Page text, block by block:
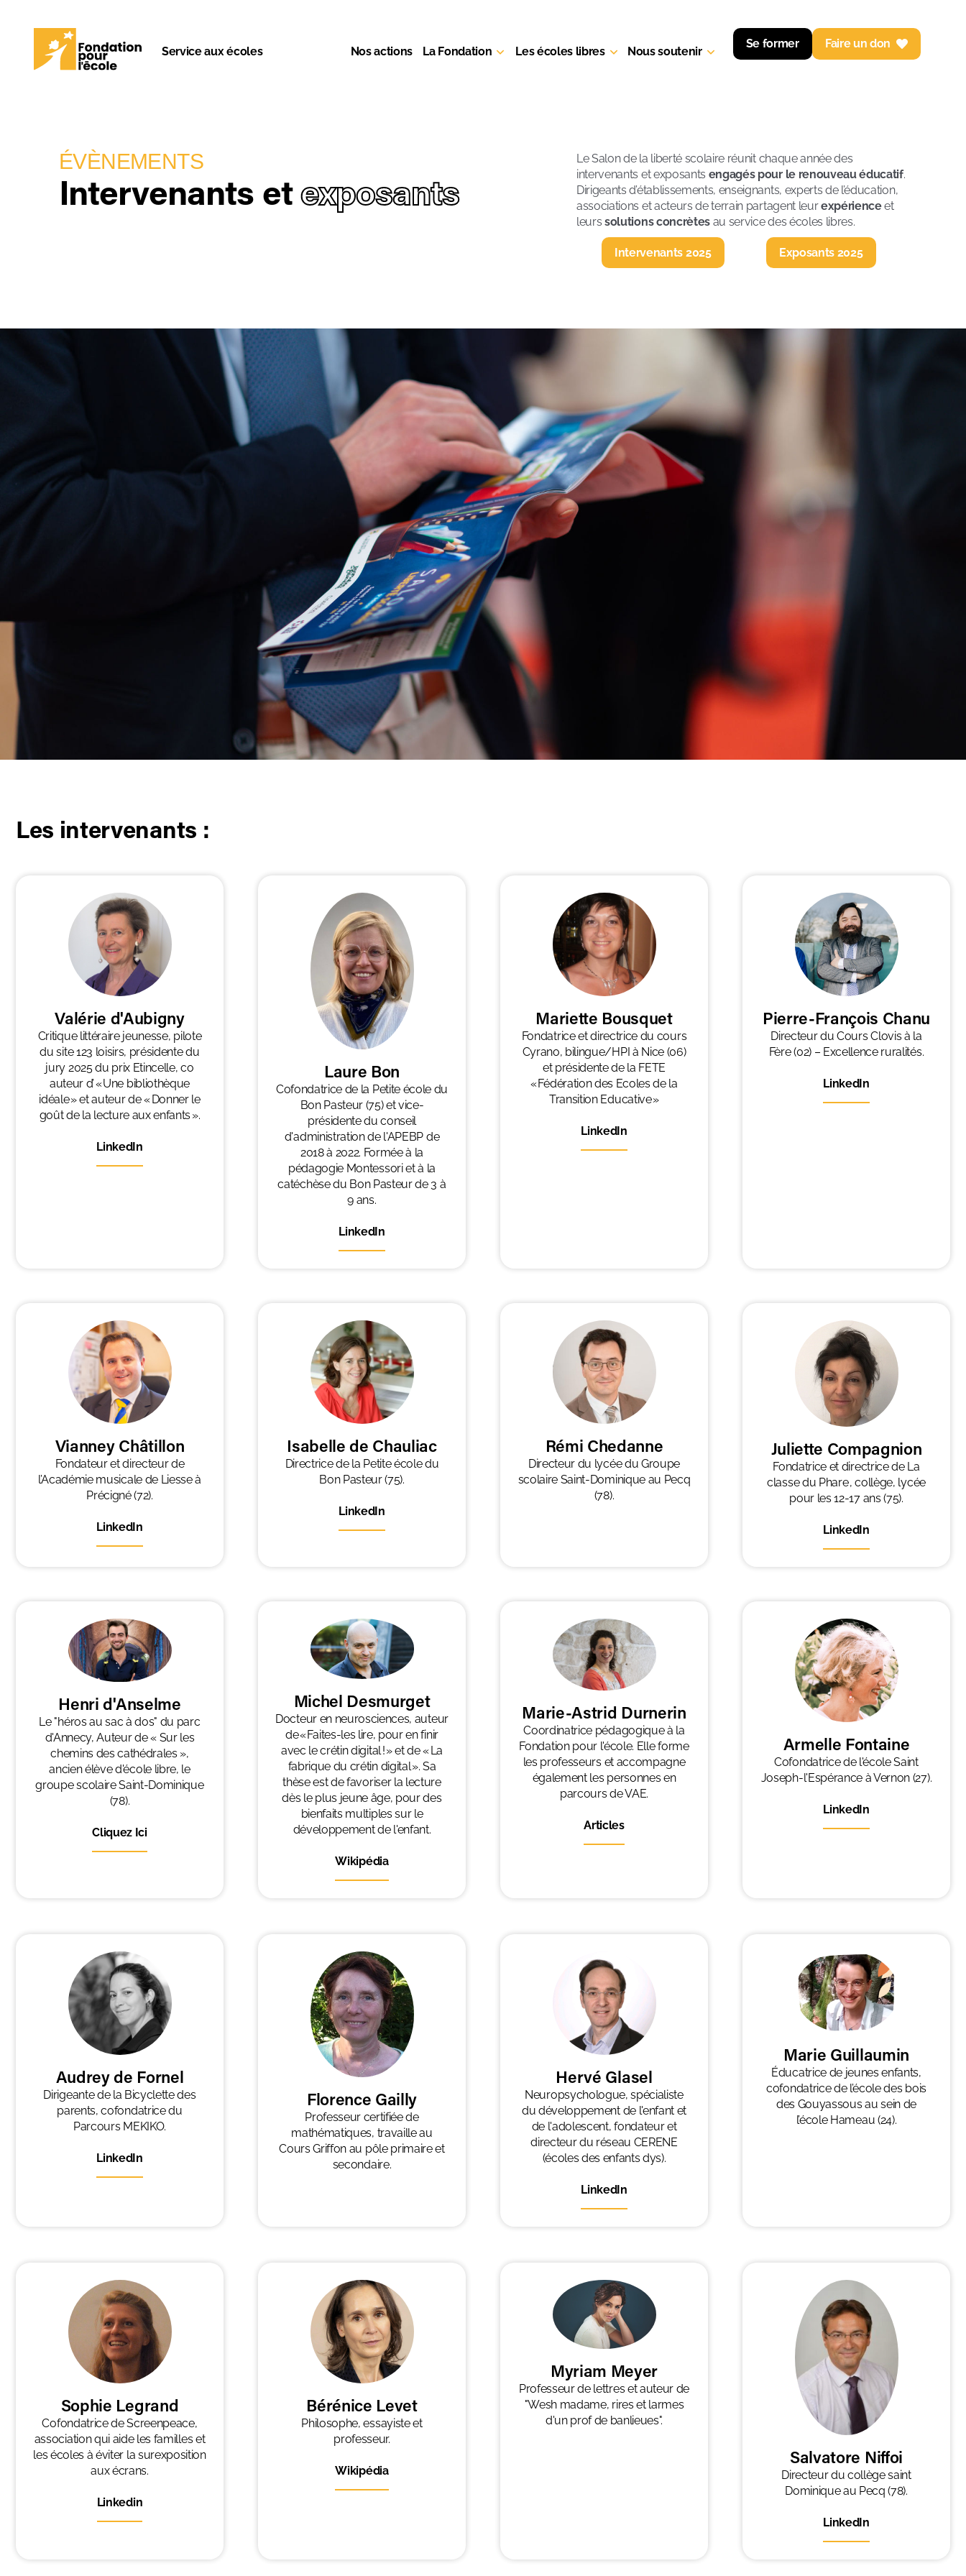
Service aux écoles Nos actions La Fondation Les écoles libres Nous soutenir
Faire un don
Se former
ÉVÈNEMENTS
Intervenants etexposants
Le Salon de la liberté scolaire réunit chaque année des
intervenants et exposants engagés pour le renouveau éducatif.
Dirigeants d’établissements, enseignants, experts de l’éducation,
associations et acteurs de terrain partagent leurexpérienceet
leurssolutions concrètes au service des écoles libres.
Intervenants 2025 Exposants 2025
Les intervenants :
Valérie d'Aubigny
Critique littéraire jeunesse, pilote
du site 123 loisirs, présidente du
jury 2025 du prix Etincelle, co
auteur d’ « Une bibliothèque
idéale » et auteur de « Donner le
goût de la lecture aux enfants ».
LinkedIn
Laure Bon
Cofondatrice de la Petite école du
Bon Pasteur (75) et vice-
présidente du conseil
d'administration de l'APEBP de
2018 à 2022. Formée à la
pédagogie Montessori et à la
catéchèse du Bon Pasteur de 3 à
9 ans.
LinkedIn
Mariette Bousquet
Fondatrice et directrice du cours
Cyrano, bilingue/HPI à Nice (06)
et présidente de la FETE
« Fédération des Ecoles de la
Transition Educative »
LinkedIn
Pierre-François Chanu
Directeur du Cours Clovis à la
Fère (02) – Excellence ruralités.
LinkedIn
Vianney Châtillon
Fondateur et directeur de
l’Académie musicale de Liesse à
Précigné (72).
LinkedIn
Isabelle de Chauliac
Directrice de la Petite école du
Bon Pasteur (75).
LinkedIn
Rémi Chedanne
Directeur du lycée du Groupe
scolaire Saint-Dominique au Pecq
(78).
Juliette Compagnion
Fondatrice et directrice de La
classe du Phare , collège, lycée
pour les 12-17 ans (75).
LinkedIn
Henri d'Anselme
Le "héros au sac à dos" du parc
d'Annecy, Auteur de « Sur les
chemins des cathédrales »,
ancien élève d'école libre, le
groupe scolaire Saint-Dominique
(78).
Cliquez Ici
Michel Desmurget
Docteur en neurosciences, auteur
de « Faites-les lire, pour en finir
avec le crétin digital ! » et de « La
fabrique du crétin digital ». Sa
thèse est de favoriser la lecture
dès le plus jeune âge, pour des
bienfaits multiples sur le
développement de l'enfant.
Wikipédia
Marie-Astrid Durnerin
Coordinatrice pédagogique à la
Fondation pour l'école. Elle forme
les professeurs et accompagne
également les personnes en
parcours de VAE.
Articles
Armelle Fontaine
Cofondatrice de l'école Saint
Joseph-l'Espérance à Vernon (27).
LinkedIn
Audrey de Fornel
Dirigeante de la Bicyclette des
parents, cofondatrice du
Parcours MEKIKO.
LinkedIn
Florence Gailly
Professeur certifiée de
mathématiques, travaille au
Cours Griffon au pôle primaire et
secondaire.
Hervé Glasel
Neuropsychologue, spécialiste
du développement de l'enfant et
de l'adolescent, fondateur et
directeur du réseau CERENE
(écoles des enfants dys).
LinkedIn
Marie Guillaumin
Éducatrice de jeunes enfants,
cofondatrice de l’école des bois
des Gouyassous au sein de
l’école Hameau (24).
Sophie Legrand
Cofondatrice de Screenpeace,
association qui aide les familles et
les écoles à éviter la surexposition
aux écrans.
Linkedin
Bérénice Levet
Philosophe, essayiste et
professeur.
Wikipédia
Myriam Meyer
Professeur de lettres et auteur de
"Wesh madame, rires et larmes
d'un prof de banlieues".
Salvatore Niffoi
Directeur du collège saint
Dominique au Pecq (78).
LinkedIn